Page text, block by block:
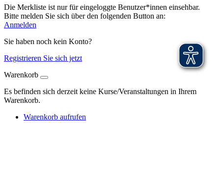
Die Merkliste ist nur für eingeloggte Benutzer*innen einsehbar.
Bitte melden Sie sich über den folgenden Button an:
Anmelden
Sie haben noch kein Konto?
Registrieren Sie sich jetzt
Warenkorb
Es befinden sich derzeit keine Kurse/Veranstaltungen in Ihrem
Warenkorb.
Warenkorb aufrufen